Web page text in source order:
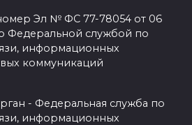
Эл № ФС 77-78054 от 06
Федеральной службой по
информационных
коммуникаций
- Федеральная служба по
информационных